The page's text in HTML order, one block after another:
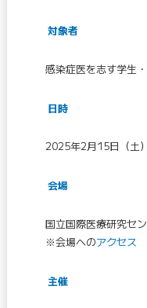
対象者
感染症医を志す学生
日時
2025年2月15日（土
会場
国立国際医療研究セ
※会場へのアクセス
主催